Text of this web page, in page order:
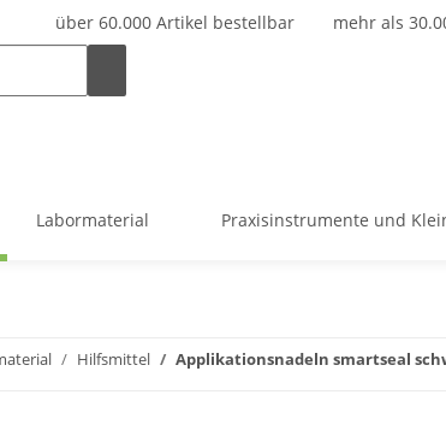
über 60.000 Artikel bestellbar mehr als
Labormaterial Praxisinstrumente und
Hilfsmittel Applikationsnadeln smartseal